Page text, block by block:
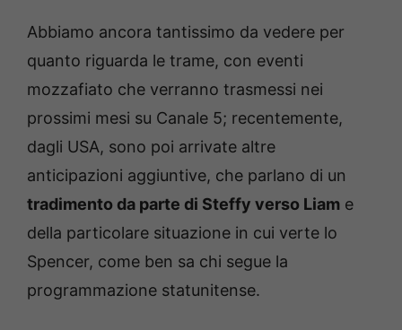
Abbiamo ancora tantissimo da vedere per
quanto riguarda le trame, con eventi
mozzafiato che verranno trasmessi nei
prossimi mesi su Canale 5; recentemente,
dagli USA, sono poi arrivate altre
anticipazioni aggiuntive, che parlano di un
tradimento da parte di Steffy verso Liam e
della particolare situazione in cui verte lo
Spencer, come ben sa chi segue la
programmazione statunitense.